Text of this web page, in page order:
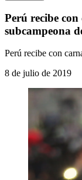
Perú recibe con
subcampeona
Perú recibe con
8 de julio de 2019